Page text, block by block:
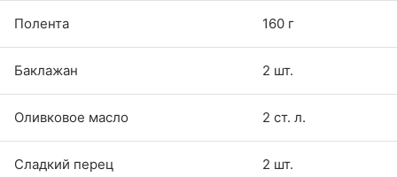
Полента 160 г
Баклажан 2 шт.
Оливковое масло 2 ст. л.
Сладкий перец 2 шт.